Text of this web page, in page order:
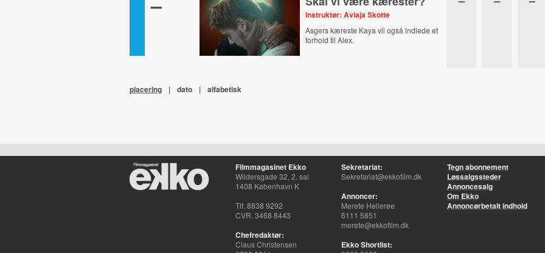
Instruktør: Aviaja Skotte
Asgers kæreste Kaya vil også indlede et
forhold til Alex.
placering | dato | alfabetisk
Filmmagasinet Ekko
Wildersgade 32, 2. sal
1408 København K
Tlf. 8838 9292
CVR. 3468 8443
Chefredaktør:
Claus Christensen
Sekretariat:
Sekretariat@ekkofilm.dk
Annoncer:
Merete Hellerøe
6111 5851
merete@ekkofilm.dk
Ekko Shortlist:
Tegn abonnement
Løssalgssteder
Annoncesalg
Om Ekko
Annoncørbetalt indhold